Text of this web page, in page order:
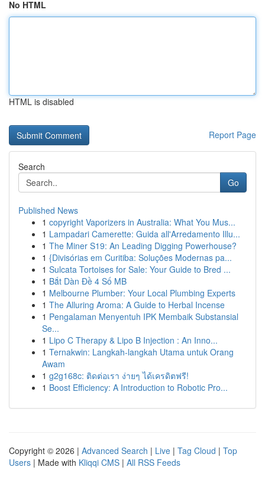
No HTML
HTML is disabled
Report Page
Search
Go
Published News
1 copyright Vaporizers in Australia: What You Mus...
1 Lampadari Camerette: Guida all'Arredamento Illu...
1 The Miner S19: An Leading Digging Powerhouse?
1 {Divisórias em Curitiba: Soluções Modernas pa...
1 Sulcata Tortoises for Sale: Your Guide to Bred ...
1 Bắt Dàn Đề 4 Số MB
1 Melbourne Plumber: Your Local Plumbing Experts
1 The Alluring Aroma: A Guide to Herbal Incense
1 Pengalaman Menyentuh IPK Membaik Substansial
Se...
1 Lipo C Therapy & Lipo B Injection : An Inno...
1 Ternakwin: Langkah-langkah Utama untuk Orang
Awam
1 g2g168c: ติดต่อเรา ง่ายๆ ได้เครดิตฟรี!
1 Boost Efficiency: A Introduction to Robotic Pro...
Copyright © 2026 | Advanced Search | Live | Tag Cloud | Top
Users | Made with Kliqqi CMS | All RSS Feeds